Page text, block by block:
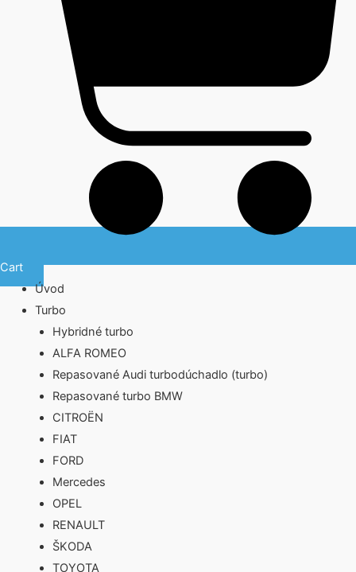
Cart
Úvod
Turbo
Hybridné turbo
ALFA ROMEO
Repasované Audi turbodúchadlo (turbo)
Repasované turbo BMW
CITROËN
FIAT
FORD
Mercedes
OPEL
RENAULT
ŠKODA
TOYOTA